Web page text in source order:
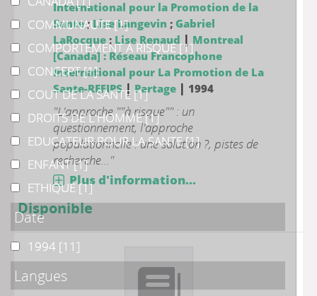
International pour la Promotion de la
Sante;Lise Langevin ; Gabriel
LaRocque; Lise Renaud | Montreal
[Canada] : Réseau Francophone
International pour La Promotion de La
Sante-REFIPS| Partage| 1994
"L'approche ""à risque"" : un
questionnement, l'approche
populationnelle : une solution ?, pistes de
recherche..."
Plus d'information...
Disponible
COMMUNAUTE
COMMUNAUTE[1]
COMPORTEMENT A RISQUE
COMPORTEMENT A RISQUE[1]
CONCEPT
CONCEPT[1]
COUT DE LA SANTE
COUT DE LA SANTE [1]
DROITS DE L'HOMME
DROITS DE L'HOMME[1]
EDUCATEUR POUR LA SANTE
EDUCATEUR POUR LA SANTE[1]
ENFANT
ENFANT[1]
ETHIQUE
ETHIQUE[1]
Date
19941994 [11]
Langues